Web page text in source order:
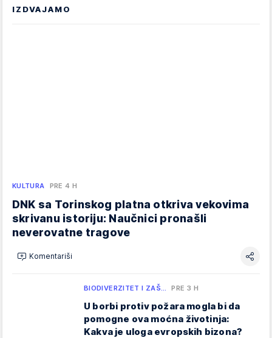
IZDVAJAMO
KULTURA PRE 4 H
DNK sa Torinskog platna otkriva vekovima
skrivanu istoriju: Naučnici pronašli
neverovatne tragove
Komentariši
BIODIVERZITET I ZAŠ… PRE 3 H
U borbi protiv požara mogla bi da
pomogne ova moćna životinja:
Kakva je uloga evropskih bizona?